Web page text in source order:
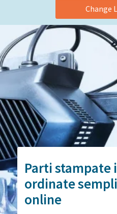
Change
Parti stampate
ordinate
online